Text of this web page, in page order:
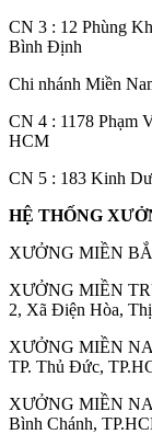
CN 3 : 12 Phùng
Bình Định
Chi nhánh Miền
CN 4 : 1178 Phạm
HCM
CN 5 : 183 Kinh
HỆ THỐNG
XƯỞNG MIỀN
XƯỞNG MIỀN
2, Xã Điện Hòa,
XƯỞNG MIỀN
TP. Thủ Đức,
XƯỞNG MIỀN
Bình Chánh,